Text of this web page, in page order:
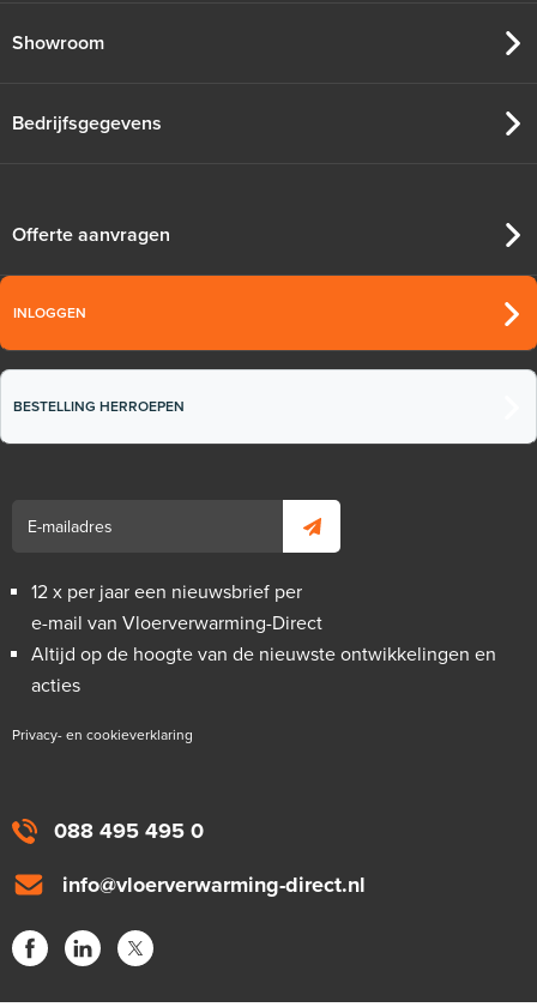
088 495 495 0
info@vloerverwarming-direct.nl
Showroom
Bedrijfsgegevens
Offerte aanvragen
INLOGGEN
BESTELLING HERROEPEN
12 x per jaar een nieuwsbrief per
e-mail van Vloerverwarming-Direct
Altijd op de hoogte van de nieuwste ontwikkelingen en
acties
Privacy- en cookieverklaring